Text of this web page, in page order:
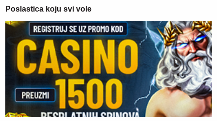
Poslastica koju svi vole